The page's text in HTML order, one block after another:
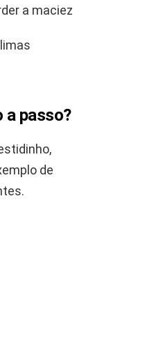
a maciez
a passo?
de